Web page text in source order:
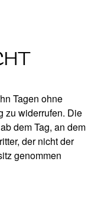
Tagen ohne
zu widerrufen. Die
dem Tag, an dem
der nicht der
genommen